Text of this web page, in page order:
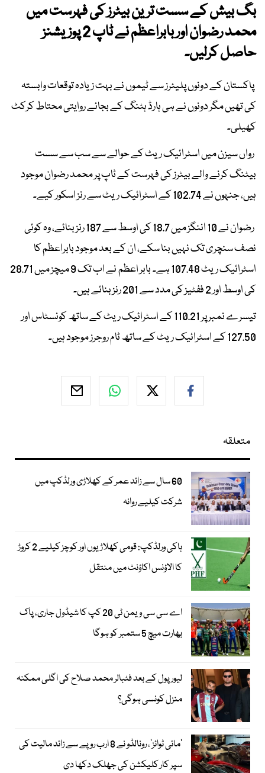
بگ بیش کے سست ترین بیٹرز کی فہرست میں
محمد رضوان اور بابراعظم نے ٹاپ 2 پوزیشنز
حاصل کرلیں۔
پاکستان کے دونوں پلیئرز سے ٹیموں نے بہت زیادہ توقعات وابستہ
کی تھیں مگر دونوں نے ہی ہارڈ ہٹنگ کے بجائے روایتی محتاط کرکٹ
کھیلی۔
رواں سیزن میں اسٹرائیک ریٹ کے حوالے سے سب سے سست
بیٹنگ کرنے والے بیٹرز کی فہرست کے ٹاپ پر محمد رضوان موجود
ہیں، جنہوں نے 102.74 کے اسٹرائیک ریٹ سے رنز اسکور کیے۔
رضوان نے 10 اننگز میں 18.7 کی اوسط سے 187 رنز بنائے، وہ کوئی
نصف سنچری تک نہیں بنا سکے، ان کے بعد موجود بابراعظم کا
اسٹرائیک ریٹ 107.48 ہے۔ بابر اعظم نے اب تک 9 میچز میں 28.71
کی اوسط اور 2 ففٹیز کی مدد سے 201 رنز بنائے ہیں۔
تیسرے نمبر پر 110.21 کے اسٹرائیک ریٹ کے ساتھ کونسٹاس اور
127.50 کے اسٹرائیک ریٹ کے ساتھ ٹام روجرز موجود ہیں۔
متعلقہ
60 سال سے زائد عمر کے کھلاڑی ورلڈکپ میں
شرکت کیلیے روانہ
ہاکی ورلڈکپ: قومی کھلاڑیوں اور کوچز کیلیے 2 کروڑ
کا الاؤنس اکاؤنٹ میں منتقل
اے سی سی ویمن ٹی 20 کپ کا شیڈول جاری، پاک
بھارت میچ 5 ستمبر کو ہوگا
لیور پول کے بعد فٹبالر محمد صلاح کی اگلی ممکنہ
منزل کونسی ہوگی؟
’مائی ٹوائز‘، رونالڈو نے 8 ارب روپے سے زائد مالیت کی
سپر کار کلیکشن کی جھلک دکھا دی